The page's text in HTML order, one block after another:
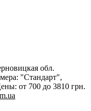
обл.
"Стандарт",
от 700 до 3810 грн.